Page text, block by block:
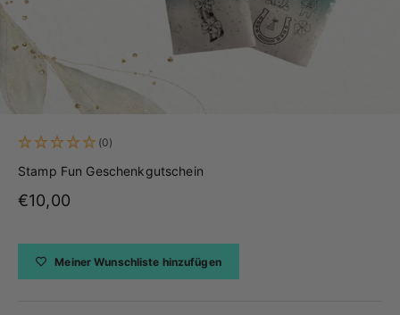
(0)
Stamp Fun Geschenkgutschein
Angebot
€10,00
Meiner Wunschliste hinzufügen